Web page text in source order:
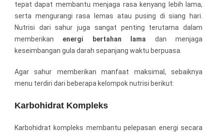
tepat dapat membantu menjaga rasa kenyang lebih lama,
serta mengurangi rasa lemas atau pusing di siang hari.
Nutrisi dari sahur juga sangat penting terutama dalam
memberikan energi bertahan lama dan menjaga
keseimbangan gula darah sepanjang waktu berpuasa.
Agar sahur memberikan manfaat maksimal, sebaiknya
menu terdiri dari beberapa kelompok nutrisi berikut:
Karbohidrat Kompleks
Karbohidrat kompleks membantu pelepasan energi secara